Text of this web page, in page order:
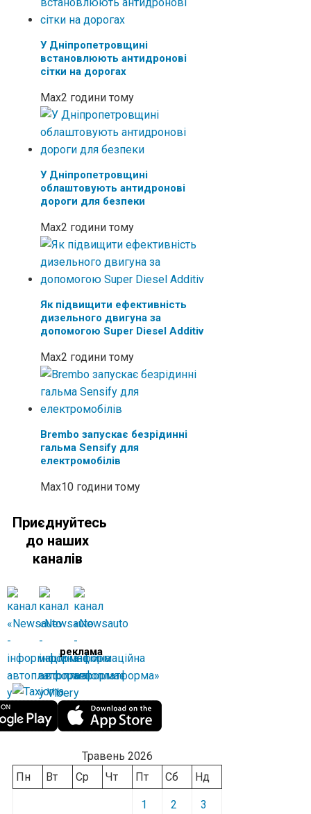
У Дніпропетровщині
встановлюють антидронові
сітки на дорогах
Max2 години тому
У Дніпропетровщині
облаштовують антидронові
дороги для безпеки
Max2 години тому
Як підвищити ефективність
дизельного двигуна за
допомогою Super Diesel Additiv
Max2 години тому
Brembo запускає безрідинні
гальма Sensify для
електромобілів
Max10 години тому
Приєднуйтесь
до наших
каналів
реклама
Травень 2026
Пн
Вт Ср Чт Пт Сб Нд
1 2 3